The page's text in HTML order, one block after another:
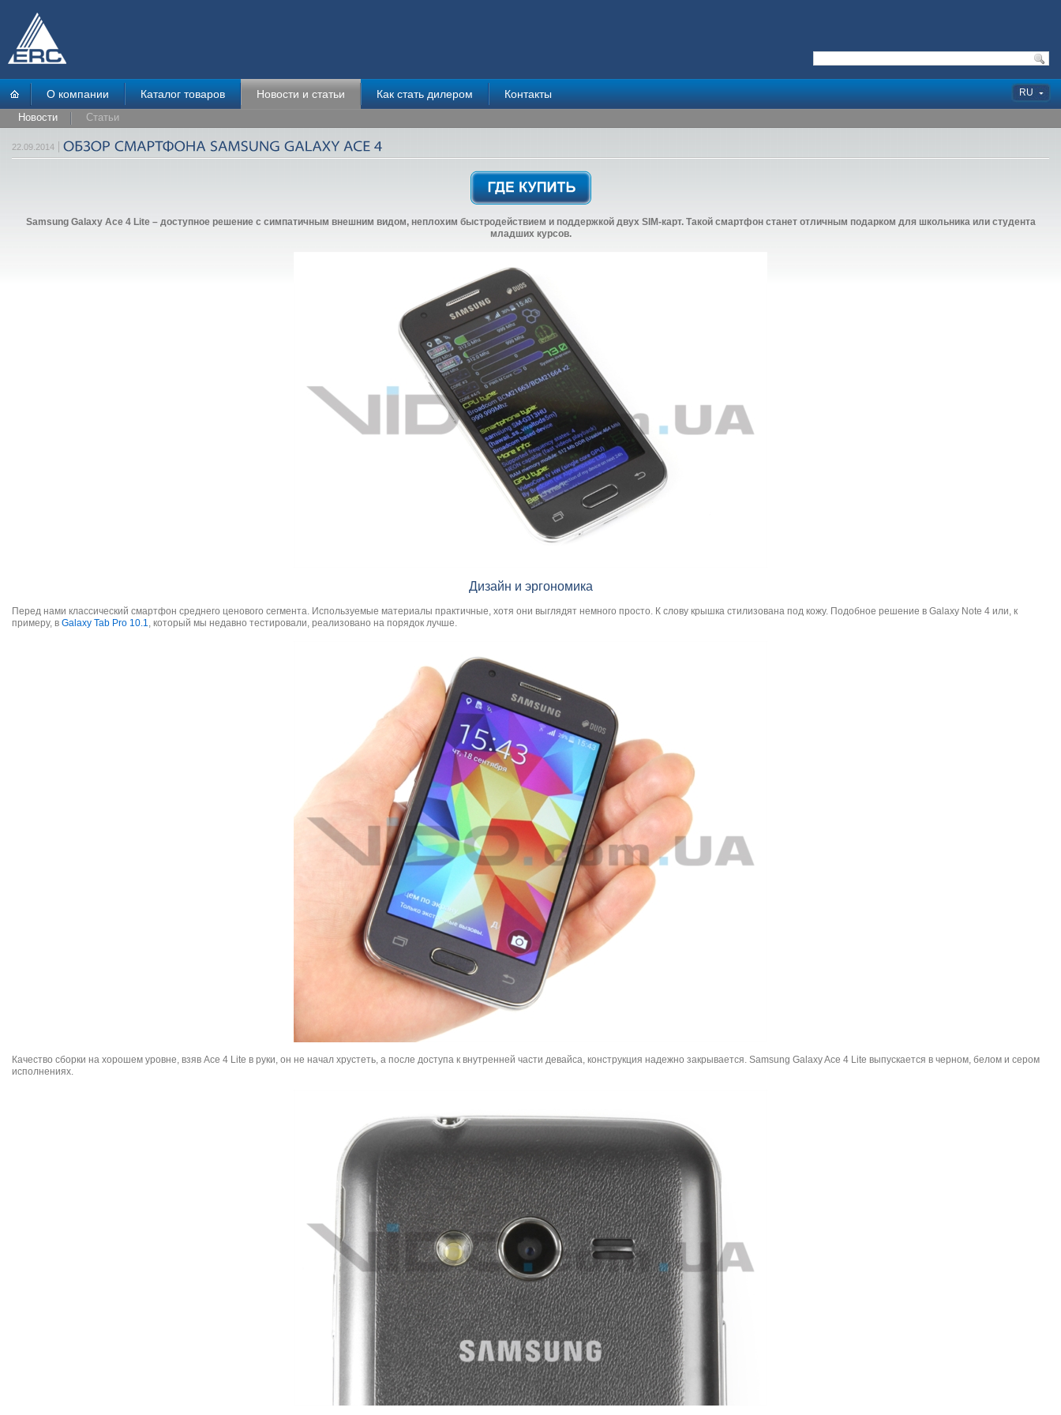
RU
О компании Каталог товаров Новости и статьи Как стать дилером Контакты
Новости Статьи
22.09.2014
Samsung Galaxy Ace 4 Lite – доступное решение с симпатичным внешним видом, неплохим быстродействием и поддержкой двух SIM-карт. Такой смартфон станет отличным подарком для школьника или студента
младших курсов.
Дизайн и эргономика
Перед нами классический смартфон среднего ценового сегмента. Используемые материалы практичные, хотя они выглядят немного просто. К слову крышка стилизована под кожу. Подобное решение в Galaxy Note 4 или, к
примеру, в Galaxy Tab Pro 10.1, который мы недавно тестировали, реализовано на порядок лучше.
Качество сборки на хорошем уровне, взяв Ace 4 Lite в руки, он не начал хрустеть, а после доступа к внутренней части девайса, конструкция надежно закрывается. Samsung Galaxy Ace 4 Lite выпускается в черном, белом и сером
исполнениях.